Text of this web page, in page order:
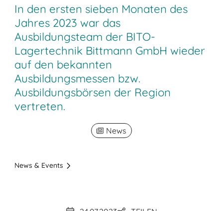
In den ersten sieben Monaten des
Jahres 2023 war das
Ausbildungsteam der BITO-
Lagertechnik Bittmann GmbH wieder
auf den bekannten
Ausbildungsmessen bzw.
Ausbildungsbörsen der Region
vertreten.
News
News & Events